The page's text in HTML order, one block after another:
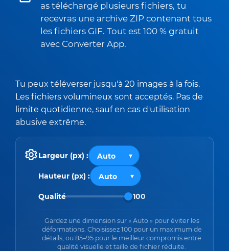
as téléchargé plusieurs fichiers, tu
recevras une archive ZIP contenant tous
les fichiers GIF. Tout est 100 % gratuit
avec Converter App.
Tu peux téléverser jusqu'à 20 images à la fois.
Les fichiers volumineux sont acceptés. Pas de
limite quotidienne, sauf en cas d'utilisation
abusive extrême.
Largeur (px) :
Hauteur (px) :
Qualité 100
Gardez une dimension sur « Auto » pour éviter les
déformations. Choisissez 100 pour un maximum de
détails, ou 85–95 pour le meilleur compromis entre
qualité visuelle et taille de fichier réduite.